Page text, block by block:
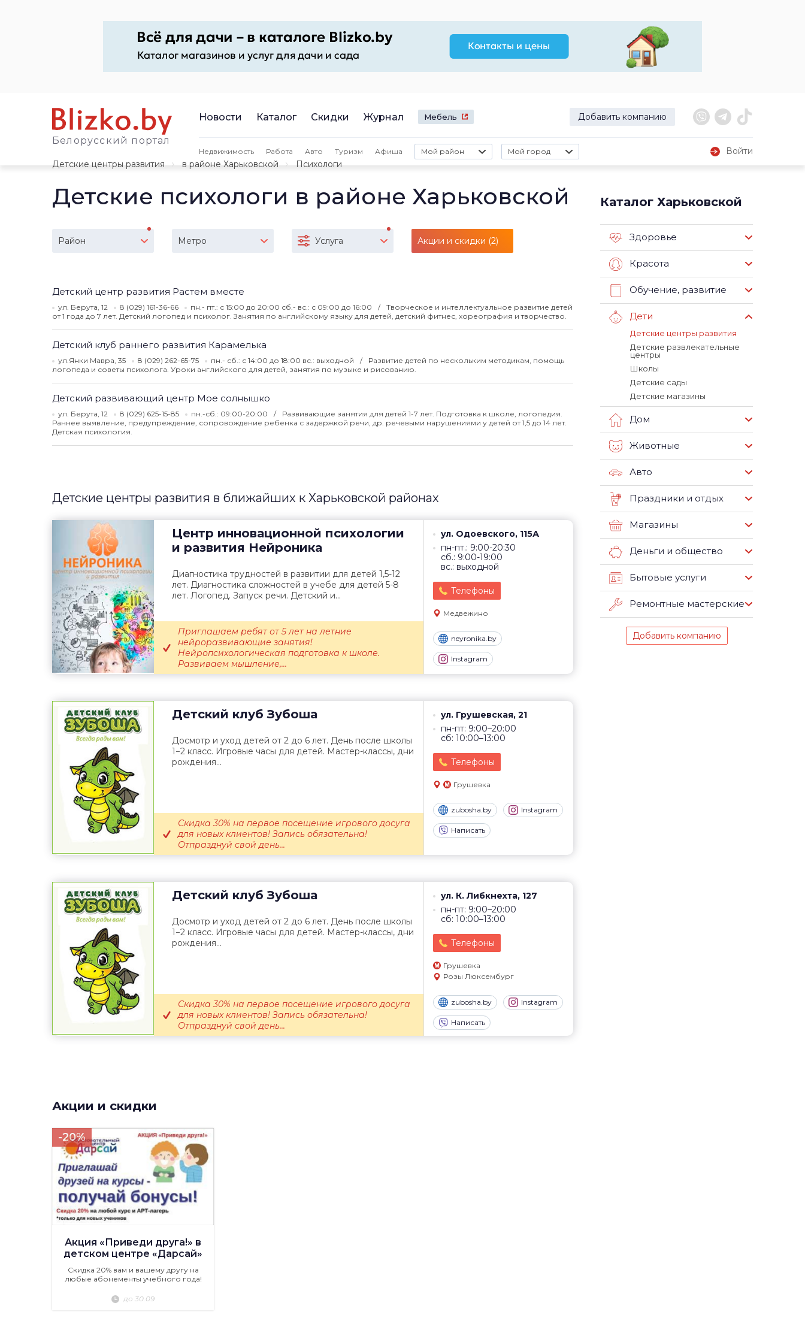
Белорусский портал
Новости Каталог Скидки Журнал Мебель Добавить компанию
Недвижимость Работа Авто Туризм Афиша Мой район Мой город
Войти
Детские центры развития
в районе Харьковской Психологи
Детские психологи в районе Харьковской
Район Метро Услуга Акции и скидки (2)
Детский центр развития Растем вместе
ул. Берута, 12 8 (029) 161-36-66 пн.- пт.: с 15:00 до 20:00 сб.- вс.: с 09:00 до 16:00
Творческое и интеллектуальное развитие детей
от 1 года до 7 лет. Детский логопед и психолог. Занятия по английскому языку для детей, детский фитнес, хореография и творчество.
Детский клуб раннего развития Карамелька
ул.Янки Мавра, 35 8 (029) 262-65-75 пн.- сб.: с 14:00 до 18:00 вс.: выходной
Развитие детей по нескольким методикам, помощь
логопеда и советы психолога. Уроки английского для детей, занятия по музыке и рисованию.
Детский развивающий центр Мое солнышко
ул. Берута, 12 8 (029) 625-15-85 пн.-сб.: 09:00-20:00
Развивающие занятия для детей 1-7 лет. Подготовка к школе, логопедия.
Раннее выявление, предупреждение, сопровождение ребенка с задержкой речи, др. речевыми нарушениями у детей от 1,5 до 14 лет.
Детская психология.
Детские центры развития в ближайших к Харьковской районах
Центр инновационной психологии
и развития Нейроника
ул. Одоевского, 115А
пн-пт.: 9:00-20:30
сб.: 9:00-19:00
вс.: выходной
Телефоны
Медвежино
neyronika.by
Instagram
Диагностика трудностей в развитии для детей 1,5-12
лет. Диагностика сложностей в учебе для детей 5-8
лет. Логопед. Запуск речи. Детский и...
Приглашаем ребят от 5 лет на летние
нейроразвивающие занятия!
Нейропсихологическая подготовка к школе.
Развиваем мышление,...
Детский клуб Зубоша
ул. Грушевская, 21
пн-пт: 9:00–20:00
сб: 10:00–13:00
Телефоны
Грушевка
zubosha.by Instagram
Написать
Досмотр и уход детей от 2 до 6 лет. День после школы
1−2 класс. Игровые часы для детей. Мастер-классы, дни
рождения...
Скидка 30% на первое посещение игрового досуга
для новых клиентов! Запись обязательна!
Отпразднуй свой день...
Детский клуб Зубоша
ул. К. Либкнехта, 127
пн-пт: 9:00–20:00
сб: 10:00–13:00
Телефоны
Грушевка
Розы Люксембург
zubosha.by Instagram
Написать
Досмотр и уход детей от 2 до 6 лет. День после школы
1−2 класс. Игровые часы для детей. Мастер-классы, дни
рождения...
Скидка 30% на первое посещение игрового досуга
для новых клиентов! Запись обязательна!
Отпразднуй свой день...
Акции и скидки
-20%
Акция «Приведи друга!» в
детском центре «Дарсай»
Скидка 20% вам и вашему другу на
любые абонементы учебного года!
до 30.09
Каталог Харьковской
Здоровье
Красота
Обучение, развитие
Дети
Детские центры развития
Детские развлекательные
центры
Школы
Детские сады
Детские магазины
Дом
Животные
Авто
Праздники и отдых
Магазины
Деньги и общество
Бытовые услуги
Ремонтные мастерские
Добавить компанию